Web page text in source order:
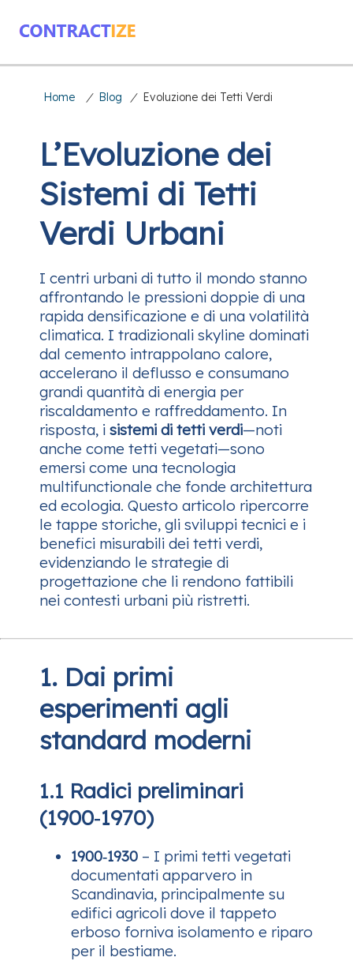
Home / Blog / Evoluzione dei Tetti Verdi
L’Evoluzione dei
Sistemi di Tetti
Verdi Urbani
I centri urbani di tutto il mondo stanno
affrontando le pressioni doppie di una
rapida densificazione e di una volatilità
climatica. I tradizionali skyline dominati
dal cemento intrappolano calore,
accelerano il deflusso e consumano
grandi quantità di energia per
riscaldamento e raffreddamento. In
risposta, i sistemi di tetti verdi—noti
anche come tetti vegetati—sono
emersi come una tecnologia
multifunctionale che fonde architettura
ed ecologia. Questo articolo ripercorre
le tappe storiche, gli sviluppi tecnici e i
benefici misurabili dei tetti verdi,
evidenziando le strategie di
progettazione che li rendono fattibili
nei contesti urbani più ristretti.
1. Dai primi
esperimenti agli
standard moderni
1.1 Radici preliminari
(1900‑1970)
1900‑1930 – I primi tetti vegetati
documentati apparvero in
Scandinavia, principalmente su
edifici agricoli dove il tappeto
erboso forniva isolamento e riparo
per il bestiame.